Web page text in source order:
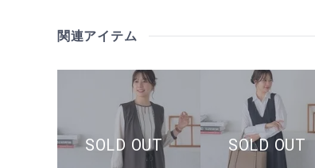
関連アイテム